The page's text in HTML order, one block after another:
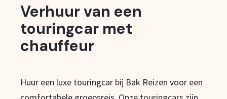
Verhuur van een
touringcar met
chauffeur
Huur een luxe touringcar bij Bak Reizen voor een